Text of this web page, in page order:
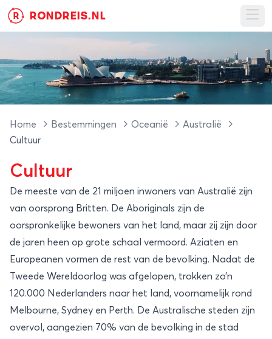
R RONDREIS.NL
Home Bestemmingen Oceanië
Australië
Cultuur
Cultuur
De meeste van de 21 miljoen inwoners van Australië zijn
van oorsprong Britten. De Aboriginals zijn de
oorspronkelijke bewoners van het land, maar zij zijn door
de jaren heen op grote schaal vermoord. Aziaten en
Europeanen vormen de rest van de bevolking. Nadat de
Tweede Wereldoorlog was afgelopen, trokken zo’n
120.000 Nederlanders naar het land, voornamelijk rond
Melbourne, Sydney en Perth. De Australische steden zijn
overvol, aangezien 70% van de bevolking in de stad